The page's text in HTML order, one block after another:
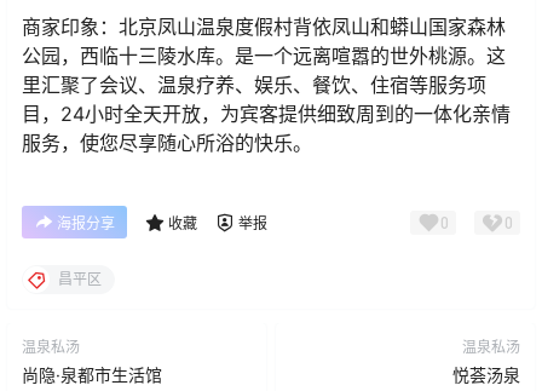
商家印象：北京凤山温泉度假村背依凤山和蟒山国家森林
公园，西临十三陵水库。是一个远离喧嚣的世外桃源。这
里汇聚了会议、温泉疗养、娱乐、餐饮、住宿等服务项
目，24小时全天开放，为宾客提供细致周到的一体化亲情
服务，使您尽享随心所浴的快乐。
海报分享 收藏 举报 0 0
昌平区
温泉私汤
尚隐·泉都市生活馆
温泉私汤
悦荟汤泉